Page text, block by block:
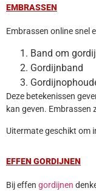
EMBRASSEN
Embrassen online snel
Band om
Gordijnband
Deze betekenissen
kan geven. Embrassen
Uitermate geschikt om
EFFEN GORDIJNEN
Bij effen gordijnen